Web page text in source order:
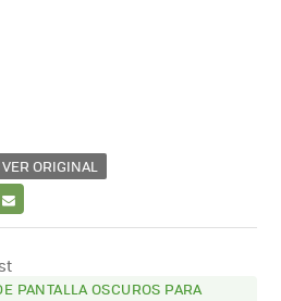
VER ORIGINAL
E-
PANTALLA OSCUROS PARA